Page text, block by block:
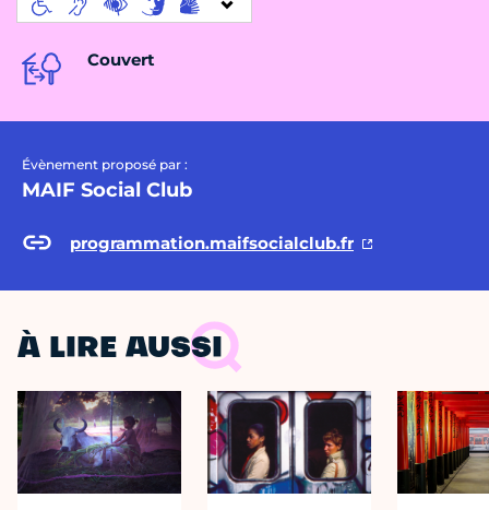
Couvert
Évènement proposé par :
MAIF Social Club
programmation.maifsocialclub.fr
À LIRE AUSSI